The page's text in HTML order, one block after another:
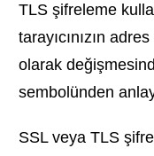
TLS şifreleme
tarayıcınızın
olarak
sembolünden
SSL veya TLS